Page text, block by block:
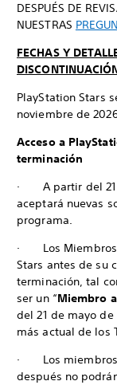
DESPUÉS DE
NUESTRAS
FECHAS Y
PlayStation Stars
noviembre de
Acceso a
terminación
· A partir del 21
aceptará nuevas
programa.
· Los Miembros
Stars antes de su
terminación, tal
ser un “Miembro
del 21 de mayo
más actual de los
· Los miembros
después no